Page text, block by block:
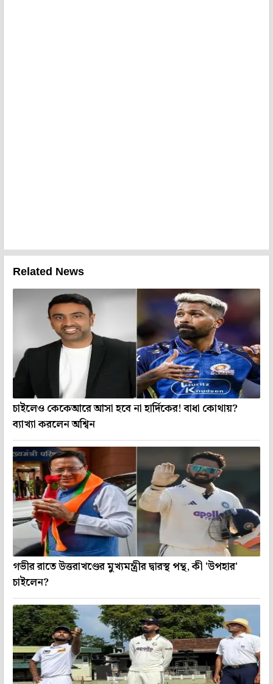
Related News
চাইলেও কেকেআরে আসা হবে না হার্দিকের! বাধা কোথায়?
ব্যাখ্যা করলেন অশ্বিন
গভীর রাতে উত্তরাখণ্ডের মুখ্যমন্ত্রীর দ্বারস্থ পন্থ, কী 'উপহার'
চাইলেন?